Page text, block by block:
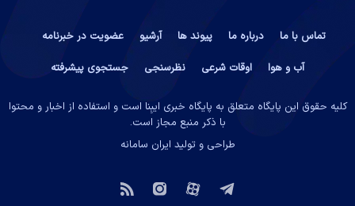
تماس با ما درباره ما پیوند ها آرشیو
عضویت در خبرنامه
آب و هوا
اوقات شرعی نظرسنجی جستجوی پیشرفته
کلیه حقوق این پایگاه متعلق به پایگاه خبری ایبِنا است و استفاده از اخبار و محتوا
با ذکر منبع مجاز است.
طراحی و تولید ایران سامانه